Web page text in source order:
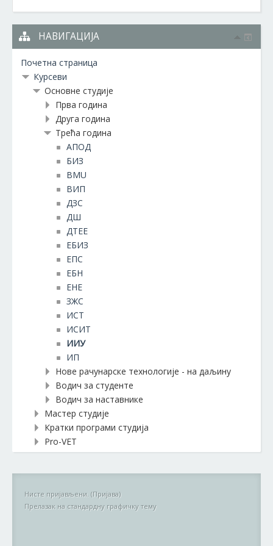
НАВИГАЦИЈА
Почетна страница
Курсеви
Основне студије
Прва година
Друга година
Трећа година
АПОД
БИЗ
BMU
ВИП
ДЗС
ДШ
ДТЕЕ
ЕБИЗ
ЕПС
ЕБН
ЕНЕ
ЗЖС
ИСТ
ИСИТ
ИИУ
ИП
Нове рачунарске технологије - на даљину
Водич за студенте
Водич за наставнике
Мастер студије
Кратки програми студија
Pro-VET
Нисте пријављени. (Пријава)
Прелазак на стандардну графичку тему